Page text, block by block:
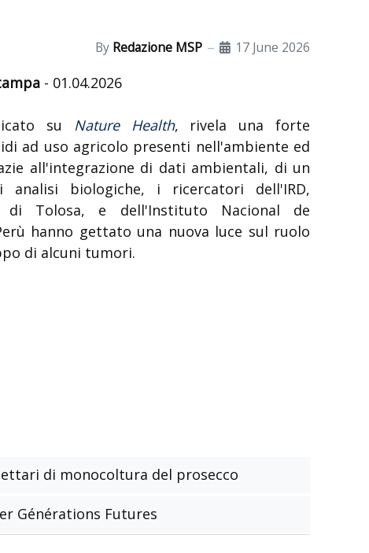
By Redazione MSP 17 June 2026
- 01.04.2026
su Nature Health, rivela una forte
ad uso agricolo presenti nell'ambiente ed
all'integrazione di dati ambientali, di un
biologiche, i ricercatori dell'IRD,
di Tolosa, e dell'Instituto Nacional de
hanno gettato una nuova luce sul ruolo
di alcuni tumori.
di monocoltura del prosecco
Générations Futures